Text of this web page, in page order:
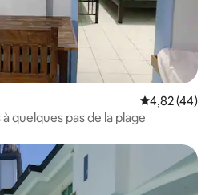
Évaluation
4,82 (44)
quelques pas de la plage